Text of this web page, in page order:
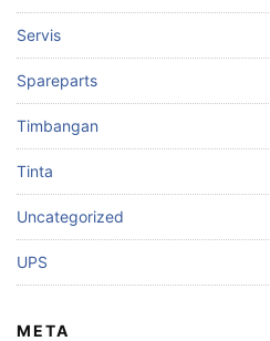
Servis
Spareparts
Timbangan
Tinta
Uncategorized
UPS
META